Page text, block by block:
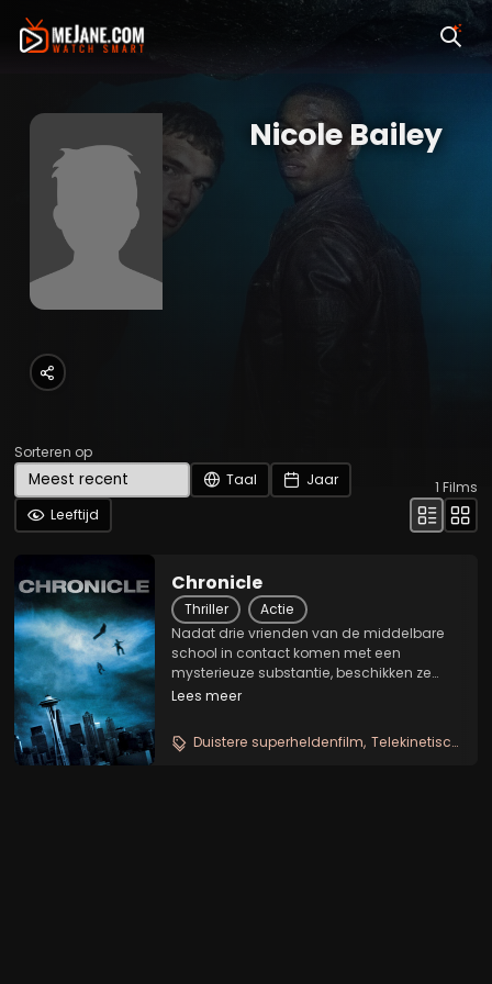
Nicole Bailey
Sorteren op
Taal
Jaar
Leeftijd
1 Films
Chronicle
Thriller
Actie
Nadat drie vrienden van de middelbare
school in contact komen met een
mysterieuze substantie, beschikken ze
plotseling over superkrachten. Ze zijn
situatie loopt al snel uit de hand. Wanneer
bij één van de...
Lees meer
Duistere superheldenfilm Telekinetische tieners